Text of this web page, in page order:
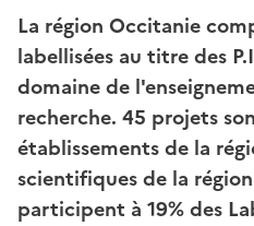
La région Occitanie
labellisées au titre des
domaine de
recherche. 45 projets
établissements de la
scientifiques de la
participent à 19% des